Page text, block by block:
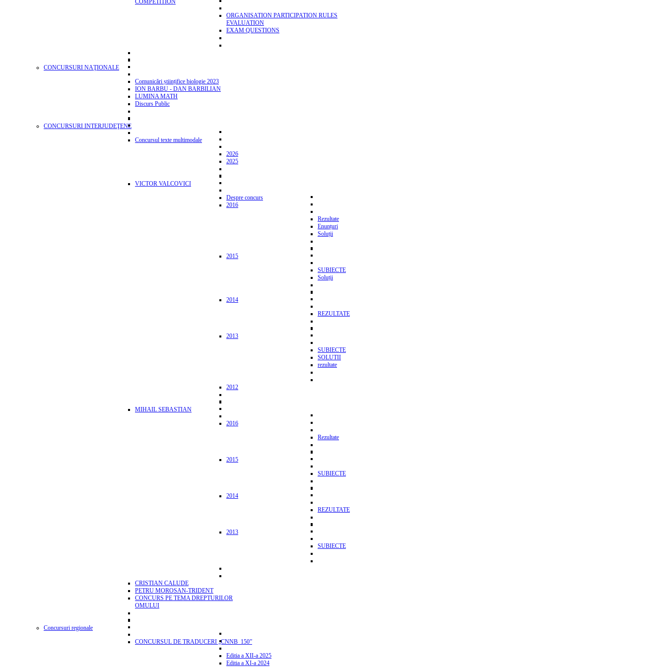
COMPETITION
ORGANISATION PARTICIPATION RULES
EVALUATION
EXAM QUESTIONS
CONCURSURI NAŢIONALE
Comunicări științifice biologie 2023
ION BARBU - DAN BARBILIAN
LUMINA MATH
Discurs Public
CONCURSURI INTERJUDEŢENE
Concursul texte multimodale
2026
2025
VICTOR VALCOVICI
Despre concurs
2016
Rezultate
Enunțuri
Soluții
2015
SUBIECTE
Soluții
2014
REZULTATE
2013
SUBIECTE
SOLUTII
rezultate
2012
MIHAIL SEBASTIAN
2016
Rezultate
2015
SUBIECTE
2014
REZULTATE
2013
SUBIECTE
CRISTIAN CALUDE
PETRU MOROSAN-TRIDENT
CONCURS PE TEMA DREPTURILOR
OMULUI
Concursuri regionale
CONCURSUL DE TRADUCERI „CNNB_150”
Editia a XII-a 2025
Editia a XI-a 2024